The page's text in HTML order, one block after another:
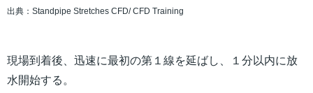
出典：Standpipe Stretches CFD/ CFD Training
現場到着後、迅速に最初の第１線を延ばし、１分以内に放
水開始する。